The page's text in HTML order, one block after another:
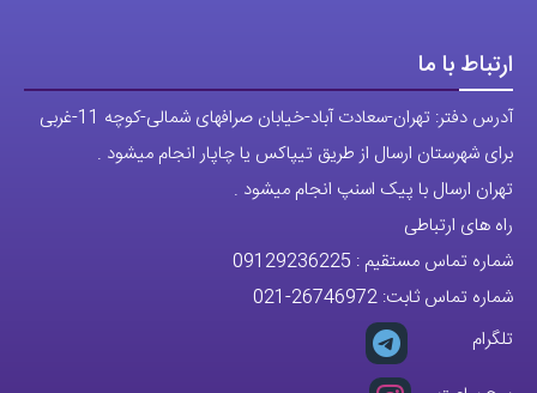
ارتباط با ما
آدرس دفتر: تهران-سعادت آباد-خیابان صرافهای شمالی-کوچه 11-غربی
برای شهرستان ارسال از طریق تیپاکس یا چاپار انجام میشود .
تهران ارسال با پیک اسنپ انجام میشود .
راه های ارتباطی
شماره تماس مستقیم : 09129236225
شماره تماس ثابت: 26746972
-021
تلگرام